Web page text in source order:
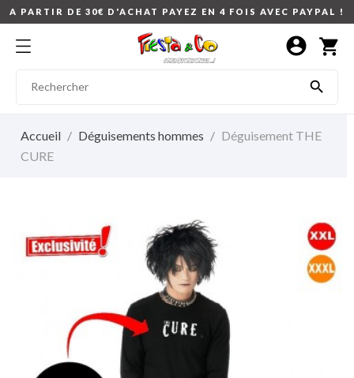
A PARTIR DE 30€ D'ACHAT PAYEZ EN 4 FOIS AVEC PAYPAL !
shopping_cart

account_circle
Accueil Déguisements hommes
Déguisement THE
CURE